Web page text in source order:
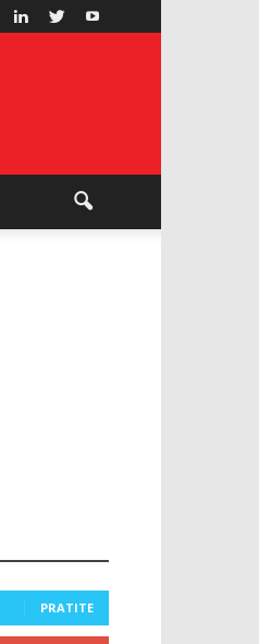
PRATITE